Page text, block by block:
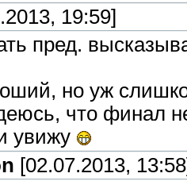
19:59]
пред.
но уж
что финал
увижу
[02.07.2013,